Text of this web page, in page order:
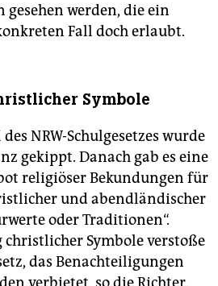
werden, die ein
Fall doch erlaubt.
Symbole
NRW-Schulgesetzes wurde
gekippt. Danach gab es eine
religiöser Bekundungen für
und abendländischer
oder Traditionen“.
Symbole verstoße
das Benachteiligungen